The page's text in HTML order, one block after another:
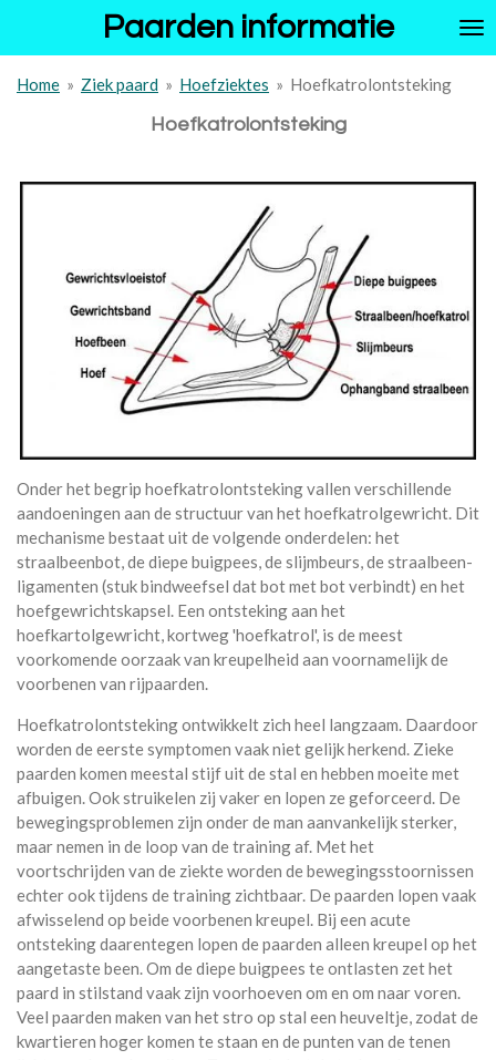
de
Paarden informatie
Home » Ziek paard » Hoefziektes » Hoefkatrolontsteking
Hoefkatrolontsteking
Onder het begrip hoefkatrolontsteking vallen verschillende
aandoeningen aan de structuur van het hoefkatrolgewricht. Dit
mechanisme bestaat uit de volgende onderdelen: het
straalbeenbot, de diepe buigpees, de slijmbeurs, de straalbeen-
ligamenten (stuk bindweefsel dat bot met bot verbindt) en het
hoefgewrichtskapsel. Een ontsteking aan het
hoefkartolgewricht, kortweg 'hoefkatrol', is de meest
voorkomende oorzaak van kreupelheid aan voornamelijk de
voorbenen van rijpaarden.
Hoefkatrolontsteking ontwikkelt zich heel langzaam. Daardoor
worden de eerste symptomen vaak niet gelijk herkend. Zieke
paarden komen meestal stijf uit de stal en hebben moeite met
afbuigen. Ook struikelen zij vaker en lopen ze geforceerd. De
bewegingsproblemen zijn onder de man aanvankelijk sterker,
maar nemen in de loop van de training af. Met het
voortschrijden van de ziekte worden de bewegingsstoornissen
echter ook tijdens de training zichtbaar. De paarden lopen vaak
afwisselend op beide voorbenen kreupel. Bij een acute
ontsteking daarentegen lopen de paarden alleen kreupel op het
aangetaste been. Om de diepe buigpees te ontlasten zet het
paard in stilstand vaak zijn voorhoeven om en om naar voren.
Veel paarden maken van het stro op stal een heuveltje, zodat de
kwartieren hoger komen te staan en de punten van de tenen